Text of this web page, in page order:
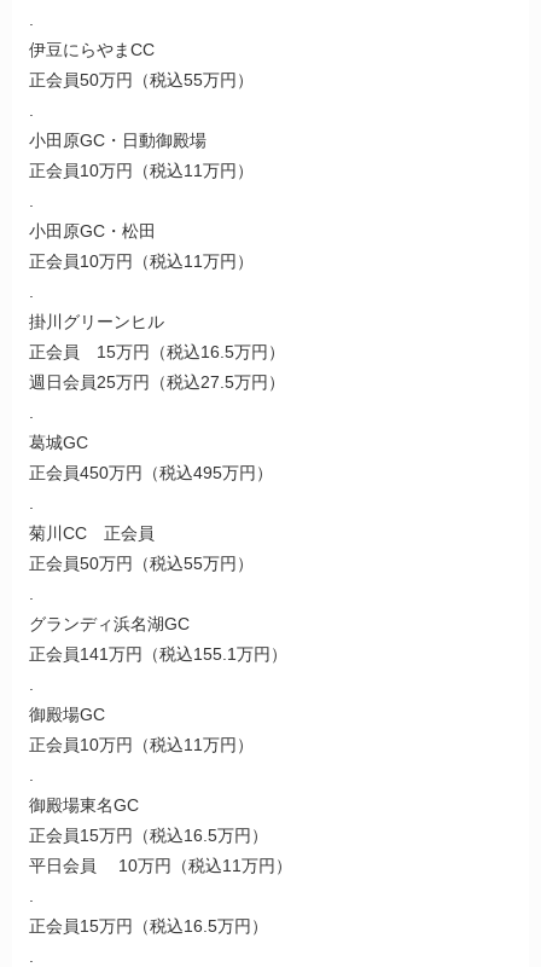
伊豆にらやまCC
正会員50万円（税込55万円）
小田原GC・日動御殿場
正会員10万円（税込11万円）
小田原GC・松田
正会員10万円（税込11万円）
掛川グリーンヒル
正会員 15万円（税込16.5万円）
週日会員25万円（税込27.5万円）
葛城GC
正会員450万円（税込495万円）
菊川CC 正会員
正会員50万円（税込55万円）
グランディ浜名湖GC
正会員141万円（税込155.1万円）
御殿場GC
正会員10万円（税込11万円）
御殿場東名GC
正会員15万円（税込16.5万円）
平日会員 10万円（税込11万円）
正会員15万円（税込16.5万円）